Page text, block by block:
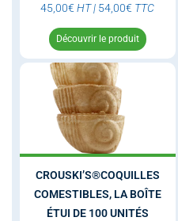
45,00€ HT| 54,00€ TTC
Découvrir le produit
CROUSKI’S®COQUILLES
COMESTIBLES, LA BOÎTE
ÉTUI DE 100 UNITÉS